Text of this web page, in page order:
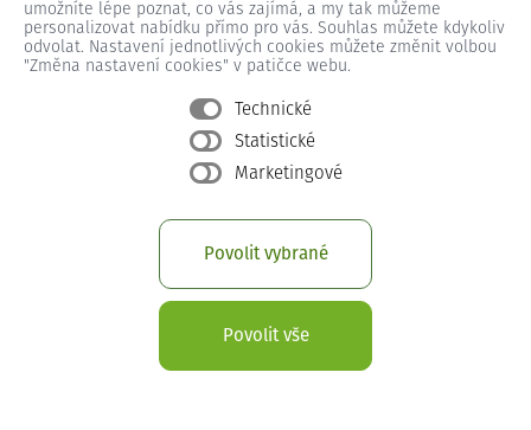
umožníte lépe poznat, co vás zajímá, a my tak můžeme
personalizovat nabídku přímo pro vás. Souhlas můžete kdykoliv
odvolat. Nastavení jednotlivých cookies můžete změnit volbou
"Změna nastavení cookies" v patičce webu.
Technické
Statistické
Marketingové
Povolit vybrané
Povolit vše
Stařechovice č.p. 94
Stařechovice č.p. 95
Stařechovice č.p. 96